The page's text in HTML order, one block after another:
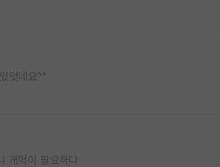
엇네요^^
개혁이 필요하다